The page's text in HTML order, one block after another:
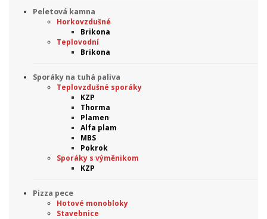
Peletová kamna
Horkovzdušné
Brikona
Teplovodní
Brikona
Sporáky na tuhá paliva
Teplovzdušné sporáky
KZP
Thorma
Plamen
Alfa plam
MBS
Pokrok
Sporáky s výměnikom
KZP
Pizza pece
Hotové monobloky
Stavebnice